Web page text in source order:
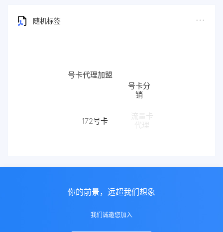
随机标签
号卡代理加盟
号卡分
销
流量卡
代理
172号卡
你的前景，远超我们想象
我们诚邀您加入